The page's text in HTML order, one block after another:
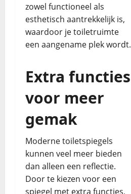
zowel functioneel als
esthetisch aantrekkelijk is,
waardoor je toiletruimte
een aangename plek wordt.
Extra functies
voor meer
gemak
Moderne toiletspiegels
kunnen veel meer bieden
dan alleen een reflectie.
Door te kiezen voor een
spiegel met extra functies,